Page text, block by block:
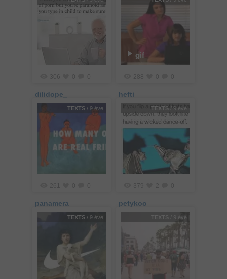
306
dilidope_
gif
288
hefti
TEXTS / 9 éve
261
panamera
TEXTS / 9 éve
379 2
petykoo
TEXTS / 9 éve TEXTS / 9 éve